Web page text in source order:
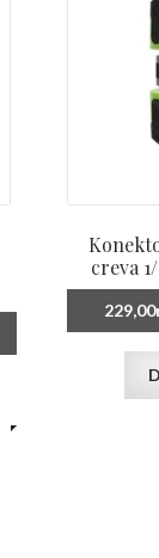
creva
229,00